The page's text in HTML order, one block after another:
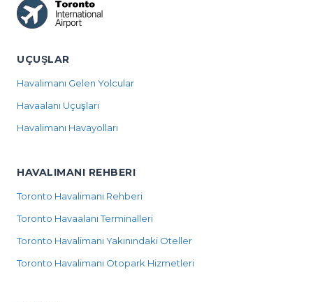
UÇUŞLAR
Havalimanı Gelen Yolcular
Havaalanı Uçuşları
Havalimanı Havayolları
HAVALIMANI REHBERI
Toronto Havalimanı Rehberi
Toronto Havaalanı Terminalleri
Toronto Havalimanı Yakınındaki Oteller
Toronto Havalimanı Otopark Hizmetleri